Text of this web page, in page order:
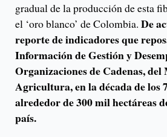
gradual de la producción de esta
el ‘oro blanco’ de Colombia. De
reporte de indicadores que
Información de Gestión y
Organizaciones de Cadenas,
Agricultura, en la década de los
alrededor de 300 mil hectáreas
país.